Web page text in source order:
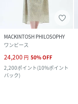
MACKINTOSH PHILOSOPHY
ワンピース
24,200 円 50%OFF
2,200ポイント(10%ポイント
バック)